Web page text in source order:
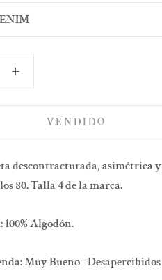
VENDIDO
descontracturada, asimétrica
80. Talla 4 de la marca.
Algodón.
Muy Bueno -